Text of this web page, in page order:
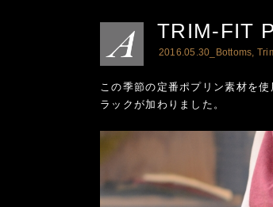
TRIM-FIT
2016.05.30_ Bottoms,
この季節の定番ポプリン素材を
ラックが加わりました。